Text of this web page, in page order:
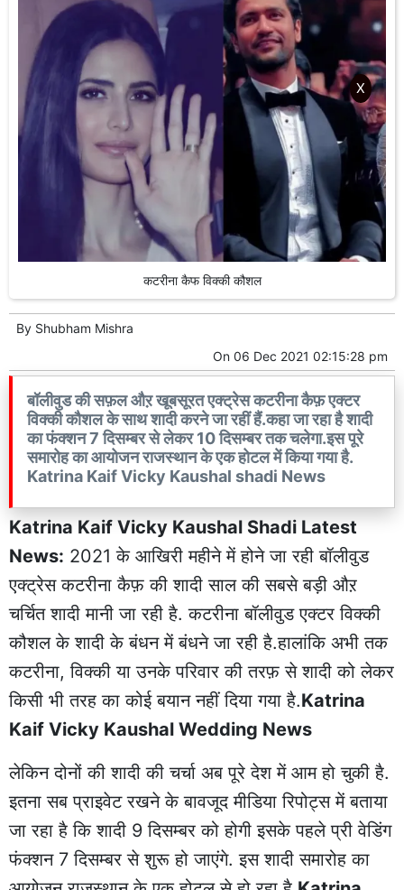
कटरीना कैफ विक्की कौशल
By Shubham Mishra
On 06 Dec 2021 02:15:28 pm
बॉलीवुड की सफ़ल औऱ खूबसूरत एक्ट्रेस कटरीना कैफ़ एक्टर
विक्की कौशल के साथ शादी करने जा रहीं हैं.कहा जा रहा है शादी
का फंक्शन 7 दिसम्बर से लेकर 10 दिसम्बर तक चलेगा.इस पूरे
समारोह का आयोजन राजस्थान के एक होटल में किया गया है.
Katrina Kaif Vicky Kaushal shadi News
Katrina Kaif Vicky Kaushal Shadi Latest
News: 2021 के आखिरी महीने में होने जा रही बॉलीवुड
एक्ट्रेस कटरीना कैफ़ की शादी साल की सबसे बड़ी औऱ
चर्चित शादी मानी जा रही है. कटरीना बॉलीवुड एक्टर विक्की
कौशल के शादी के बंधन में बंधने जा रही है.हालांकि अभी तक
कटरीना, विक्की या उनके परिवार की तरफ़ से शादी को लेकर
किसी भी तरह का कोई बयान नहीं दिया गया है.Katrina
Kaif Vicky Kaushal Wedding News
लेकिन दोनों की शादी की चर्चा अब पूरे देश में आम हो चुकी है.
इतना सब प्राइवेट रखने के बावजूद मीडिया रिपोट्स में बताया
जा रहा है कि शादी 9 दिसम्बर को होगी इसके पहले प्री वेडिंग
फंक्शन 7 दिसम्बर से शुरू हो जाएंगे. इस शादी समारोह का
X